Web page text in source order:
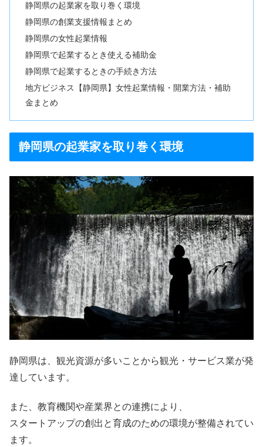
静岡県の起業家を取り巻く環境
静岡県の創業支援情報まとめ
静岡県の女性起業情報
静岡県で起業するとき使える補助金
静岡県で起業するときの手続き方法
地方ビジネス【静岡県】女性起業情報・開業方法・補助
金まとめ
静岡県の起業家を取り巻く環境
静岡県は、観光資源が多いことから観光・サービス業が発
達しています。
また、教育機関や産業界との連携により、
スタートアップの創出と育成のための環境が整備されてい
ます。